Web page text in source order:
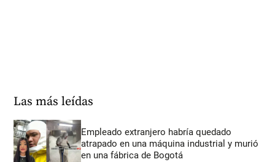
Las más leídas
Empleado extranjero habría quedado
atrapado en una máquina industrial y murió
en una fábrica de Bogotá